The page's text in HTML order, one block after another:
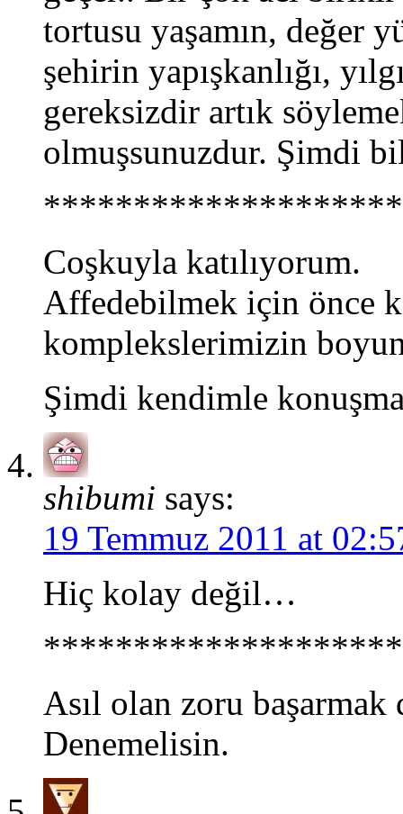
tortusu yaşamın, değer
şehirin yapışkanlığı,
gereksizdir artık
olmuşsunuzdur. Şimdi
Coşkuyla katılıyorum.
Affedebilmek için önce
komplekslerimizin
Şimdi kendimle
shibumi says:
19 Temmuz 2011 at
Hiç kolay değil…
Asıl olan zoru başarmak
Denemelisin.